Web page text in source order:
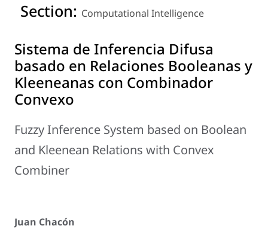
Section: Computational Intelligence
Sistema de Inferencia Difusa
basado en Relaciones Booleanas y
Kleeneanas con Combinador
Convexo
Fuzzy Inference System based on Boolean
and Kleenean Relations with Convex
Combiner
Juan Chacón